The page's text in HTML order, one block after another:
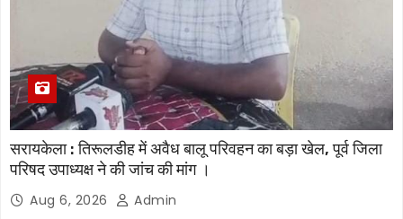
सरायकेला : तिरूलडीह में अवैध बालू परिवहन का बड़ा खेल, पूर्व जिला
परिषद उपाध्यक्ष ने की जांच की मांग ।
Aug 6, 2026 Admin